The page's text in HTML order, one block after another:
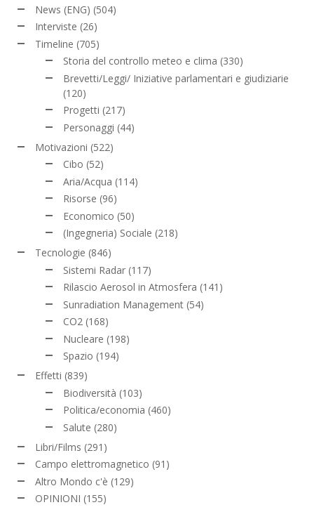
News (ENG) (504)
Interviste (26)
Timeline (705)
Storia del controllo meteo e clima (330)
Brevetti/Leggi/ Iniziative parlamentari e giudiziarie
(120)
Progetti (217)
Personaggi (44)
Motivazioni (522)
Cibo (52)
Aria/Acqua (114)
Risorse (96)
Economico (50)
(Ingegneria) Sociale (218)
Tecnologie (846)
Sistemi Radar (117)
Rilascio Aerosol in Atmosfera (141)
Sunradiation Management (54)
CO2 (168)
Nucleare (198)
Spazio (194)
Effetti (839)
Biodiversità (103)
Politica/economia (460)
Salute (280)
Libri/Films (291)
Campo elettromagnetico (91)
Altro Mondo c'è (129)
OPINIONI (155)